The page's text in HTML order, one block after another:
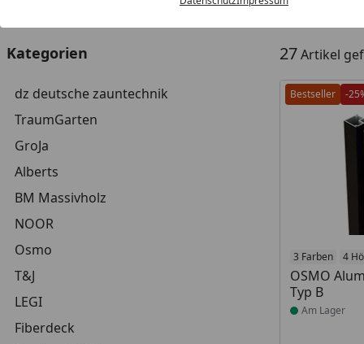
Kategorien
dz deutsche zauntechnik
TraumGarten
GroJa
Alberts
BM Massivholz
NOOR
Osmo
T&J
LEGI
Fiberdeck
27Artikel
Bestseller -
3 Farben 4
OSMO
Typ B
Produkt am
Am Lager